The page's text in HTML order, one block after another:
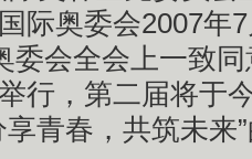
际奥委会2007年
委会全会上一致
行，第二届将于
青春，共筑未来